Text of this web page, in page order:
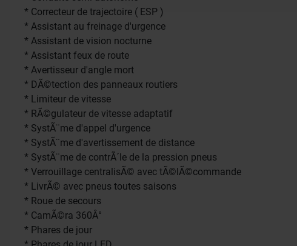
* Correcteur de trajectoire ( ESP )
* Assistant au freinage d'urgence
* Assistant de vision nocturne
* Assistant feux de route
* Avertisseur d'angle mort
* DÃ©tection des panneaux routiers
* Limiteur de vitesse
* RÃ©gulateur de vitesse adaptatif
* SystÃ¨me d'appel d'urgence
* SystÃ¨me d'avertissement de distance
* SystÃ¨me de contrÃ´le de la pression pneus
* Verrouillage centralisÃ© avec tÃ©lÃ©commande
* LivrÃ© avec pneus toutes saisons
* Roue de secours
* CamÃ©ra 360Â°
* Phares de jour